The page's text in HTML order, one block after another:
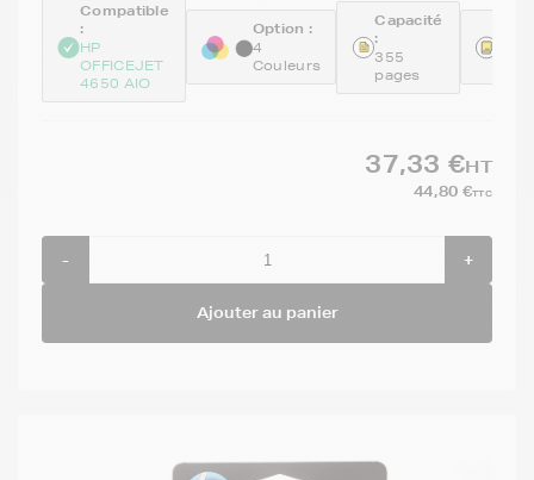
Compatible
:
HP
OFFICEJET
4650 AIO
Option :
4
Couleurs
Capacité
:
355
pages
37,33 €HT
44,80 €TTC
- +
Ajouter au panier